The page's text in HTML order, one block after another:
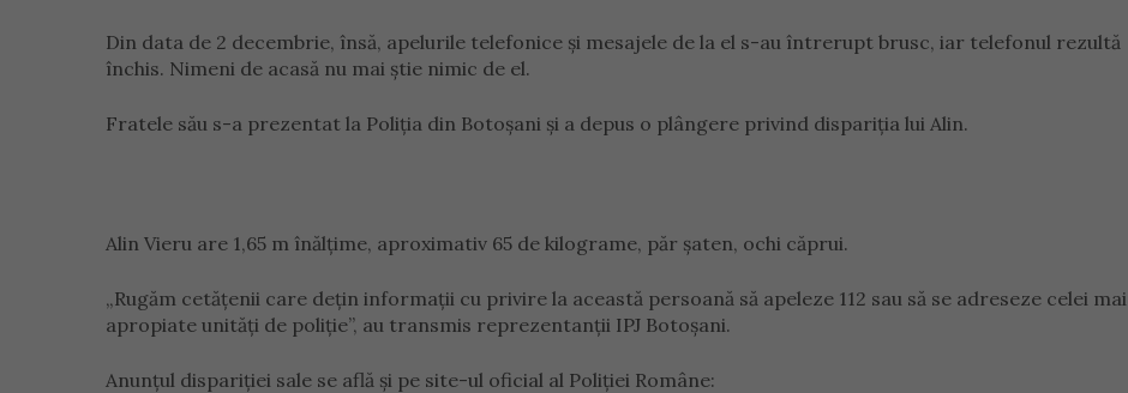
Din data de 2 decembrie, însă, apelurile telefonice și mesajele de la el s-au întrerupt brusc, iar telefonul rezultă
închis. Nimeni de acasă nu mai știe nimic de el.
Fratele său s-a prezentat la Poliția din Botoșani și a depus o plângere privind dispariția lui Alin.
Alin Vieru are 1,65 m înălțime, aproximativ 65 de kilograme, păr șaten, ochi căprui.
„Rugăm cetățenii care dețin informații cu privire la această persoană să apeleze 112 sau să se adreseze celei mai
apropiate unități de poliție”, au transmis reprezentanţii IPJ Botoșani.
Anunțul dispariției sale se află și pe site-ul oficial al Poliției Române: